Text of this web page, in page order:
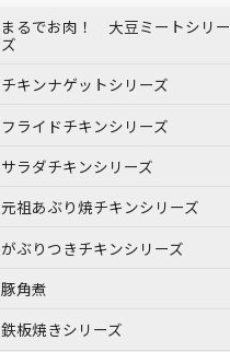
まるでお肉！ 大豆ミートシリー
ズ
チキンナゲットシリーズ
フライドチキンシリーズ
サラダチキンシリーズ
元祖あぶり焼チキンシリーズ
がぶりつきチキンシリーズ
豚角煮
鉄板焼きシリーズ